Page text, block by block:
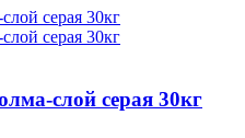
слой серая 30кг